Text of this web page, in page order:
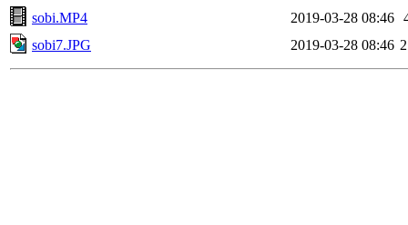
sobi.MP4
2019-03-28 08:46
sobi7.JPG
2019-03-28 08:46